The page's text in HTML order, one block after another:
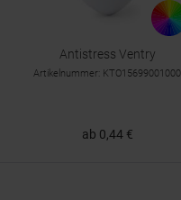
Antistress Ventry
Artikelnummer: KTO15699001000
ab 0,44 €